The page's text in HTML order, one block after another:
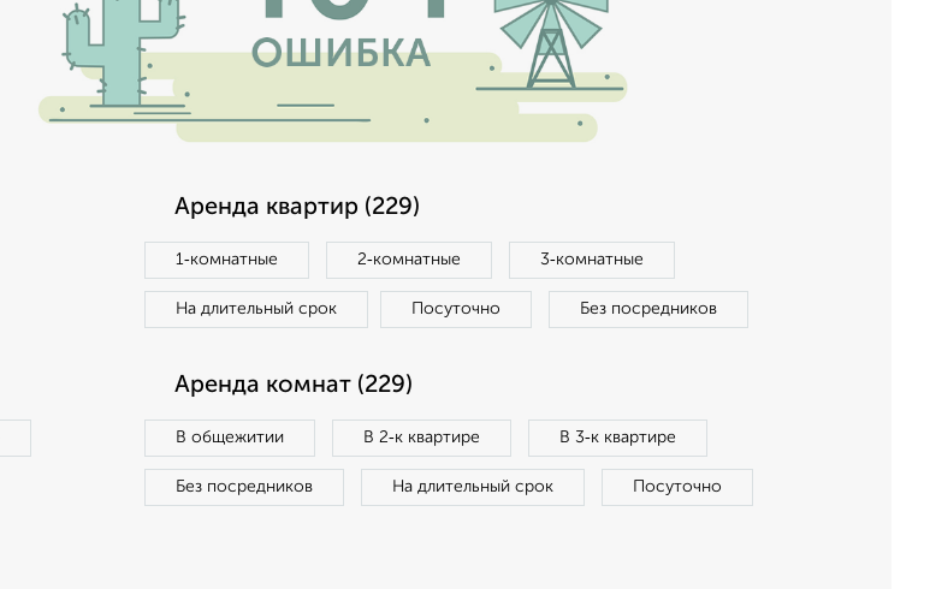
Аренда квартир (229)
1‑комнатные 2‑комнатные 3‑комнатные
На длительный срок Посуточно Без посредников
Аренда комнат (229)
В общежитии В 2‑к квартире В 3‑к квартире
Без посредников На длительный срок Посуточно